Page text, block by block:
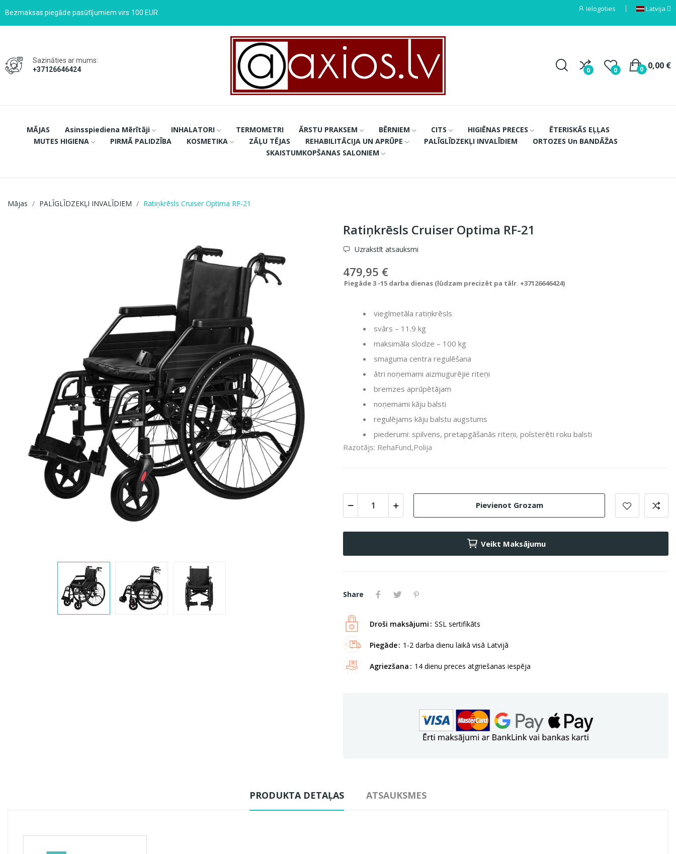
Bezmaksas piegāde pasūtījumiem virs 100 EUR Ielogoties Latvija
Sazināties ar mums:
+37126646424
0 0 0,00 €
0
MĀJAS Asinsspiediena Mērītāji INHALATORI TERMOMETRI ĀRSTU PRAKSEM BĒRNIEM CITS HIGIĒNAS PRECES
ĒTERISKĀS EĻĻAS
MUTES HIGIENA
PIRMĀ PALIDZĪBA KOSMETIKA ZĀĻU TĒJAS REHABILITĀCIJA UN APRŪPE PALĪGLĪDZEKĻI INVALĪDIEM
ORTOZES Un BANDĀŽAS
SKAISTUMKOPŠANAS SALONIEM
Mājas PALĪGLĪDZEKĻI INVALĪDIEM Ratiņkrēsls Cruiser Optima RF-21
Ratiņkrēsls Cruiser Optima RF-21
Uzrakstīt atsauksmi
479,95 €
Piegāde 3 -15 darba dienas (lūdzam precizēt pa tālr. +37126646424)
vieglmetāla ratiņkrēsls
svārs – 11.9 kg
maksimāla slodze – 100 kg
smaguma centra regulēšana
ātri noņemami aizmugurējie riteņi
bremzes aprūpētājam
noņemami kāju balsti
regulējams kāju balstu augstums
piederumi: spilvens, pretapgāšanās riteņi, polsterēti roku balsti
Razotājs: RehaFund,Polija
Pievienot Grozam
Veikt Maksājumu
Share
Droši maksājumi SSL sertifikāts
Piegāde 1-2 darba dienu laikā visā Latvijā
Agriezšana 14 dienu preces atgriešanas iespēja
PRODUKTA DETAĻAS ATSAUKSMES